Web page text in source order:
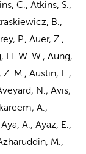
C., Atkins, S.,
B.,
P., Auer, Z.,
H. W. W., Aung,
Z. M., Austin, E.,
N., Avis,
A.,
A., Ayaz, E.,
M.,